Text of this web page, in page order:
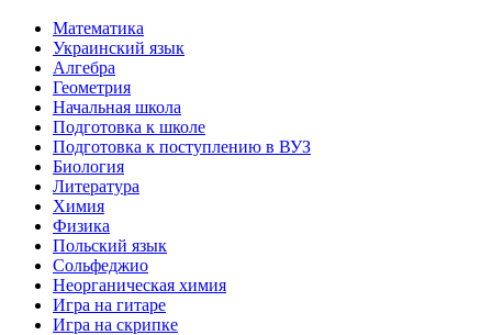
Математика
Украинский язык
Алгебра
Геометрия
Начальная школа
Подготовка к школе
Подготовка к поступлению в ВУЗ
Биология
Литература
Химия
Физика
Польский язык
Сольфеджио
Неорганическая химия
Игра на гитаре
Игра на скрипке